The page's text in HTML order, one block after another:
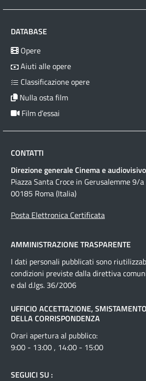
DATABASE
Opere
Aiuti alle opere
Classificazione opere
Nulla osta film
Film d’essai
CONTATTI
Direzione generale Cinema e audiovisivo
Piazza Santa Croce in Gerusalemme 9/a
00185 Roma (Italia)
Posta Elettronica Certificata
AMMINISTRAZIONE TRASPARENTE
I dati personali pubblicati sono
condizioni previste dalla direttiva
e dal d.lgs. 36/2006
UFFICIO ACCETTAZIONE,
DELLA CORRISPONDENZA
Orari apertura al pubblico:
9:00 - 13:00 , 14:00 - 15:00
SEGUICI SU :